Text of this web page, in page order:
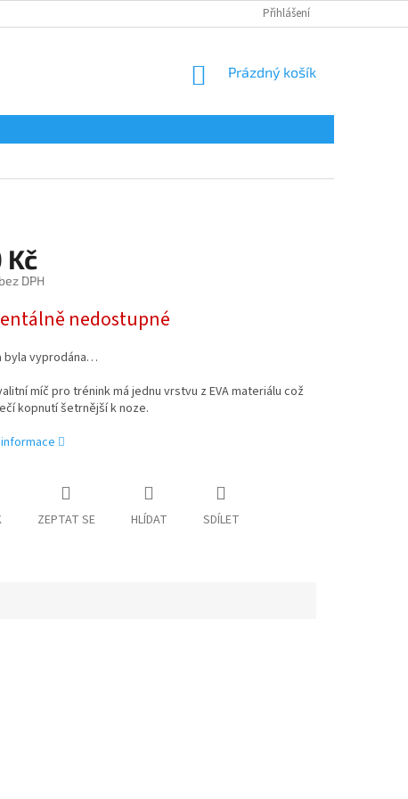
Přihlášení
NÁKUPNÍ
Prázdný košík
Kč
DPH
nedostupné
byla vyprodána…
míč pro trénink má jednu vrstvu z EVA materiálu což
kopnutí šetrnější k noze.
ZEPTAT SE HLÍDAT SDÍLET